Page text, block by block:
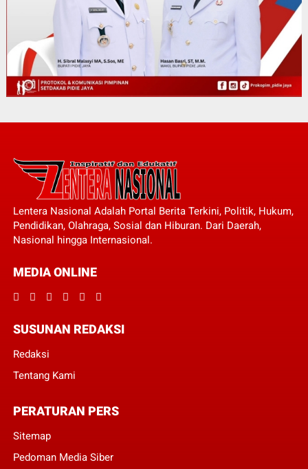
Lentera Nasional Adalah Portal Berita Terkini, Politik, Hukum,
Pendidikan, Olahraga, Sosial dan Hiburan. Dari Daerah,
Nasional hingga Internasional.
MEDIA ONLINE
SUSUNAN REDAKSI
Redaksi
Tentang Kami
PERATURAN PERS
Sitemap
Pedoman Media Siber